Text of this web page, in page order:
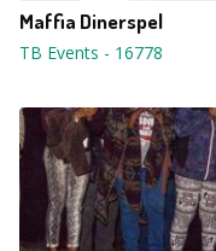
Maffia Dinerspel
TB Events - 16778